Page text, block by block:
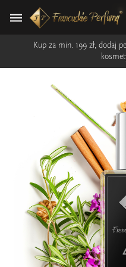
Kup za min. 199 zł, dodaj